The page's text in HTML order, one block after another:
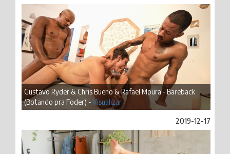
Gustavo Ryder & Chris Bueno & Rafael Moura - Bareback
(Botando pra Foder) -Visualizar
2019-12-17